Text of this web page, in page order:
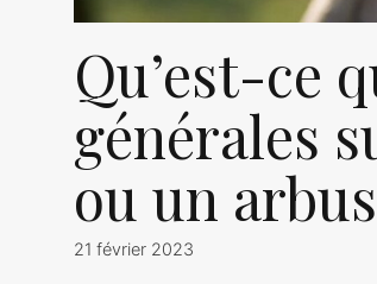
Qu’est-ce
générales
ou un
21 février 2023